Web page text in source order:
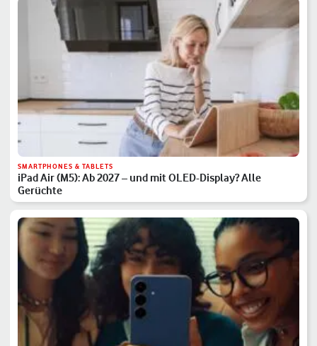
SMARTPHONES & TABLETS
iPad Air (M5): Ab 2027 – und mit OLED-Display? Alle
Gerüchte